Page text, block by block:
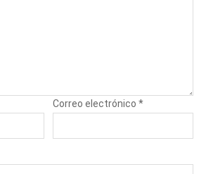
Correo electrónico*